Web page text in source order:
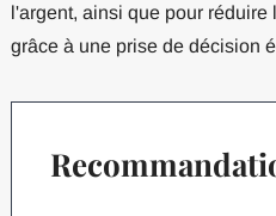
l'argent, ainsi que pour réduire
grâce à une prise de décision